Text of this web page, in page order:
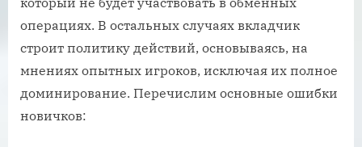
операциях. В остальных случаях вкладчик
строит политику действий, основываясь, на
мнениях опытных игроков, исключая их полное
доминирование. Перечислим основные ошибки
новичков: